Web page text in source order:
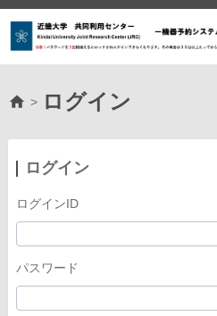
> ログイン
ログイン
ログインID
パスワード